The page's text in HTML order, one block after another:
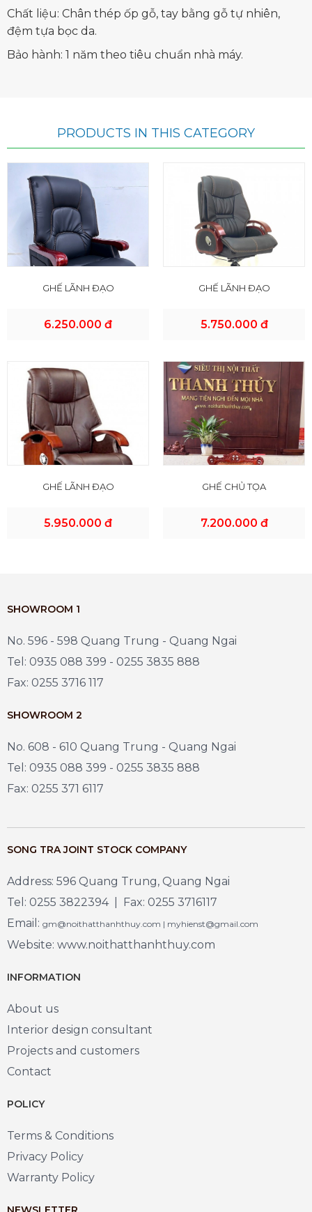
Chất liệu: Chân thép ốp gỗ, tay bằng gỗ tự nhiên,
đệm tựa bọc da.
Bảo hành: 1 năm theo tiêu chuẩn nhà máy.
PRODUCTS IN THIS CATEGORY
GHẾ LÃNH ĐẠO
6.250.000 đ
GHẾ LÃNH ĐẠO
5.750.000 đ
GHẾ LÃNH ĐẠO
5.950.000 đ
GHẾ CHỦ TỌA
7.200.000 đ
SHOWROOM 1
No. 596 - 598 Quang Trung - Quang Ngai
Tel: 0935 088 399 - 0255 3835 888
Fax: 0255 3716 117
SHOWROOM 2
No. 608 - 610 Quang Trung - Quang Ngai
Tel: 0935 088 399 - 0255 3835 888
Fax: 0255 371 6117
SONG TRA JOINT STOCK COMPANY
Address: 596 Quang Trung, Quang Ngai
Tel: 0255 3822394 | Fax: 0255 3716117
Email: gm@noithatthanhthuy.com | myhienst@gmail.com
Website: www.noithatthanhthuy.com
INFORMATION
About us
Interior design consultant
Projects and customers
Contact
POLICY
Terms & Conditions
Privacy Policy
Warranty Policy